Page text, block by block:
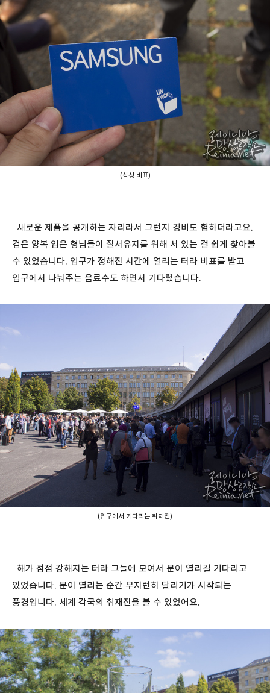
(삼성 비표)
새로운 제품을 공개하는 자리라서 그런지 경비도 험하더라고요.
검은 양복 입은 형님들이 질서유지를 위해 서 있는 걸 쉽게 찾아볼
수 있었습니다. 입구가 정해진 시간에 열리는 터라 비표를 받고
입구에서 나눠주는 음료수도 하면서 기다렸습니다.
(입구에서 기다리는 취재진)
해가 점점 강해지는 터라 그늘에 모여서 문이 열리길 기다리고
있었습니다. 문이 열리는 순간 부지런히 달리기가 시작되는
풍경입니다. 세계 각국의 취재진을 볼 수 있었어요.